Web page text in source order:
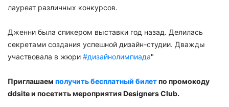
лауреат различных конкурсов.
Дженни была спикером выставки год назад. Делилась
секретами создания успешной дизайн-студии. Дважды
участвовала в жюри #дизайнолимпиада"
Приглашаем получить бесплатный билетпо промокоду
ddsite и посетить мероприятия Designers Club.